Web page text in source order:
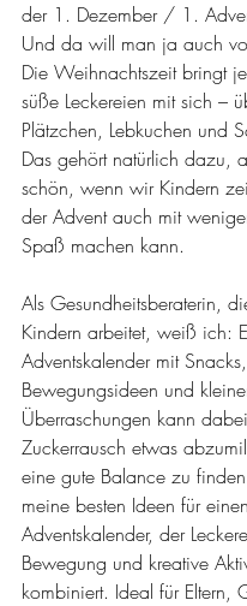
der 1. Dezember / 1.
Und da will man ja auch
Die Weihnachtszeit bringt
süße Leckereien mit sich –
Plätzchen, Lebkuchen und
Das gehört natürlich dazu,
schön, wenn wir Kindern
der Advent auch mit
Spaß machen kann.
Als Gesundheitsberaterin,
Kindern arbeitet, weiß ich:
Adventskalender mit Snacks,
Bewegungsideen und
Überraschungen kann
Zuckerrausch etwas
eine gute Balance zu
meine besten Ideen für einen
Adventskalender, der
Bewegung und kreative
kombiniert. Ideal für Eltern,